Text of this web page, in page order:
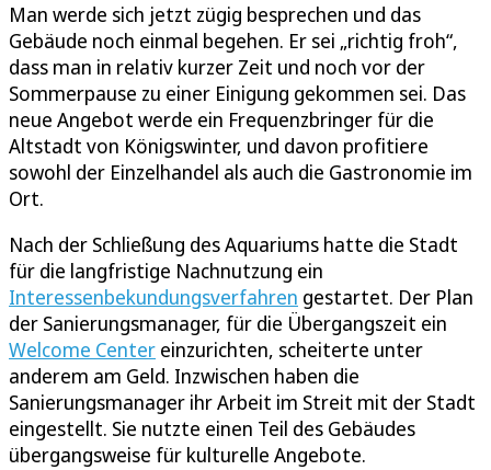
Man werde sich jetzt zügig besprechen und das
Gebäude noch einmal begehen. Er sei „richtig froh“,
dass man in relativ kurzer Zeit und noch vor der
Sommerpause zu einer Einigung gekommen sei. Das
neue Angebot werde ein Frequenzbringer für die
Altstadt von Königswinter, und davon profitiere
sowohl der Einzelhandel als auch die Gastronomie im
Ort.
Nach der Schließung des Aquariums hatte die Stadt
für die langfristige Nachnutzung ein
Interessenbekundungsverfahren gestartet. Der Plan
der Sanierungsmanager, für die Übergangszeit ein
Welcome Center einzurichten, scheiterte unter
anderem am Geld. Inzwischen haben die
Sanierungsmanager ihr Arbeit im Streit mit der Stadt
eingestellt. Sie nutzte einen Teil des Gebäudes
übergangsweise für kulturelle Angebote.